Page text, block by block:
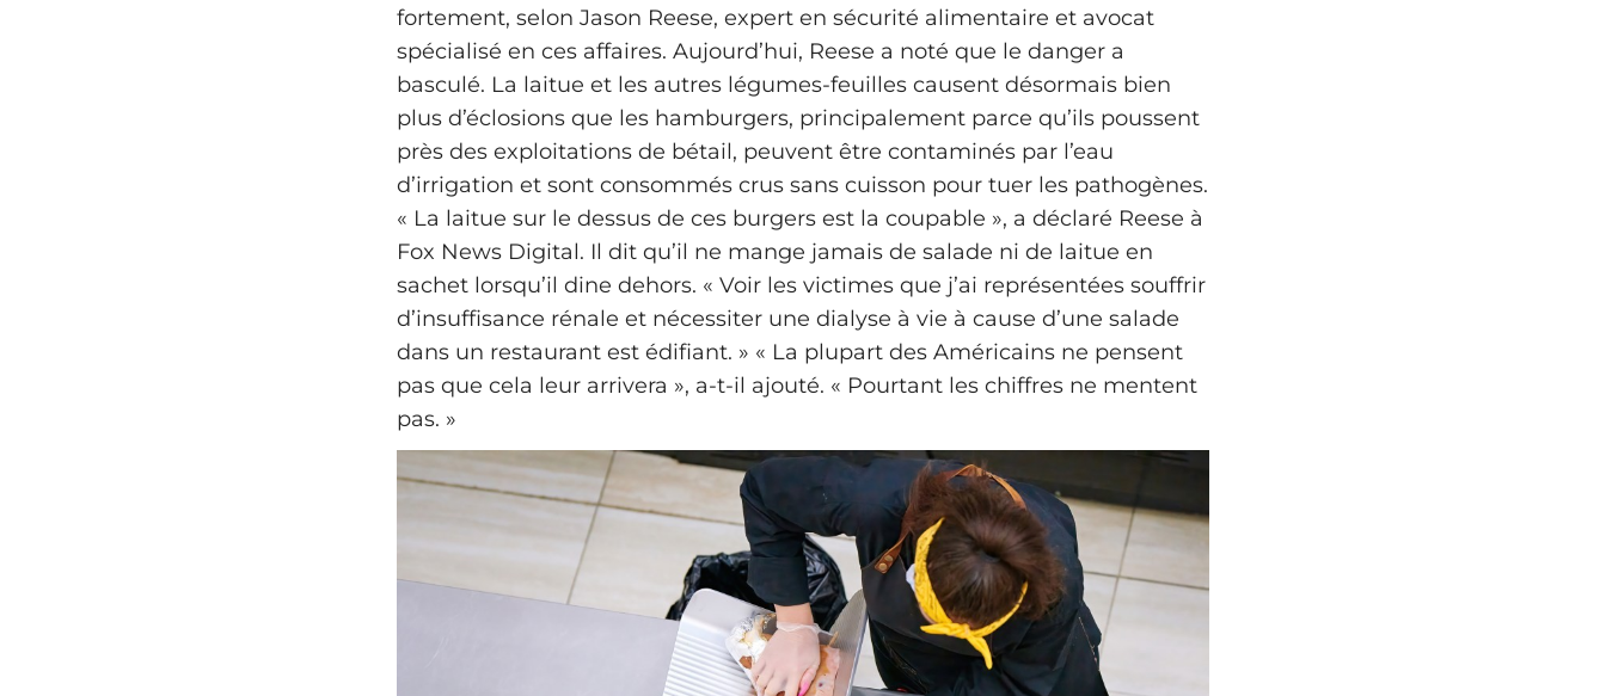
fortement, selon Jason Reese, expert en sécurité alimentaire et avocat
spécialisé en ces affaires. Aujourd’hui, Reese a noté que le danger a
basculé. La laitue et les autres légumes-feuilles causent désormais bien
plus d’éclosions que les hamburgers, principalement parce qu’ils poussent
près des exploitations de bétail, peuvent être contaminés par l’eau
d’irrigation et sont consommés crus sans cuisson pour tuer les pathogènes.
« La laitue sur le dessus de ces burgers est la coupable », a déclaré Reese à
Fox News Digital. Il dit qu’il ne mange jamais de salade ni de laitue en
sachet lorsqu’il dine dehors. « Voir les victimes que j’ai représentées souffrir
d’insuffisance rénale et nécessiter une dialyse à vie à cause d’une salade
dans un restaurant est édifiant. » « La plupart des Américains ne pensent
pas que cela leur arrivera », a-t-il ajouté. « Pourtant les chiffres ne mentent
pas. »